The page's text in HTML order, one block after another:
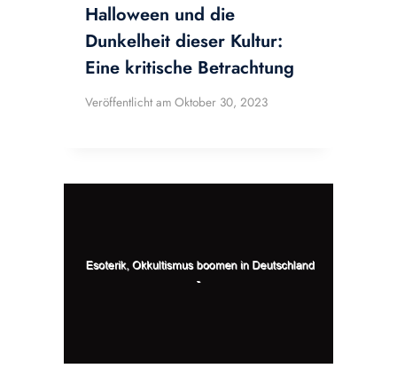
Halloween und die
Dunkelheit dieser Kultur:
Eine kritische Betrachtung
Veröffentlicht am Oktober 30, 2023